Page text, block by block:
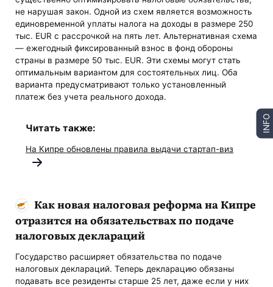
не нарушая закон. Одной из схем является возможность
единовременной уплаты налога на доходы в размере 250
тыс. EUR с рассрочкой на пять лет. Альтернативная схема
— ежегодный фиксированный взнос в фонд обороны
страны в размере 50 тыс. EUR. Эти схемы могут стать
оптимальным вариантом для состоятельных лиц. Оба
варианта предусматривают только установленный
платеж без учета реального дохода.
Читать также:
На Кипре обновлены правила выдачи стартап-виз
Как новая налоговая реформа на Кипре
отразится на обязательствах по подаче
налоговых деклараций
Государство расширяет обязательства по подаче
налоговых деклараций. Теперь декларацию обязаны
подавать все резиденты старше 25 лет, даже если у них
INFO